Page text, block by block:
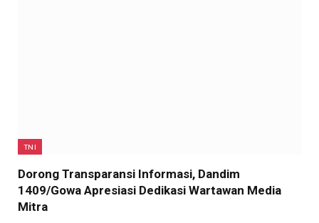
TNI
Dorong Transparansi Informasi, Dandim
1409/Gowa Apresiasi Dedikasi Wartawan Media
Mitra